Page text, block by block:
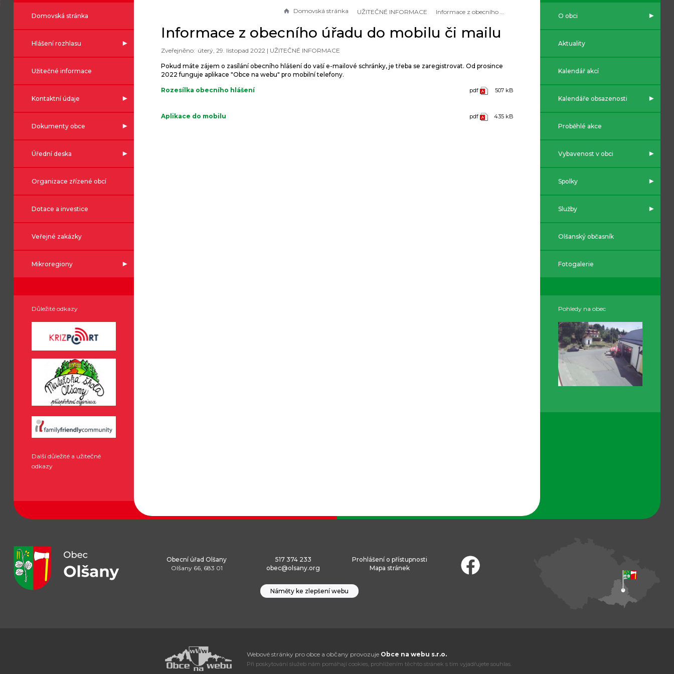
Domovská stránka
Hlášení rozhlasu
Užitečné informace
Kontaktní údaje
Dokumenty obce
Úřední deska
Organizace zřízené obcí
Dotace a investice
Veřejné zakázky
Mikroregiony
Důležité odkazy
Další důležité a užitečné
odkazy
Domovská stránka UŽITEČNÉ INFORMACE Informace z obecního úřadu do mobilu či mailu
Informace z obecního úřadu do mobilu či mailu
úterý, 29. listopad 2022 | UŽITEČNÉ INFORMACE
Pokud máte zájem o zasílání obecního hlášení do vaší e-mailové schránky, je třeba se zaregistrovat. Od prosince
2022 funguje aplikace "Obce na webu" pro mobilní telefony.
Rozesílka obecního hlášení pdf 507 kB
Aplikace do mobilu pdf 435 kB
O obci
Aktuality
Kalendář akcí
Kalendáře obsazenosti
Proběhlé akce
Vybavenost v obci
Spolky
Služby
Olšanský občasník
Fotogalerie
Pohledy na obec
Obecní úřad Olšany
Olšany 66, 683 01
517 374 233
obec@olsany.org
Prohlášení o přístupnosti
Mapa stránek
Náměty ke zlepšení webu
Webové stránky pro obce a občany provozuje Obce na webu s.r.o.
Při poskytování služeb nám pomáhají cookies, prohlížením těchto stránek s tím vyjadřujete souhlas.